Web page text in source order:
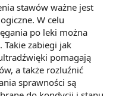
stawów ważne jest
W celu
po leki można
zabiegi jak
pomagają
a także rozluźnić
sprawności są